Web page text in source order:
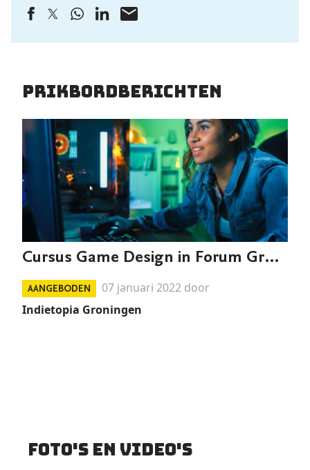
Prikbordberichten
Cursus Game Design in Forum Groningen
AANGEBODEN
07 januari 2022 door
Indietopia Groningen
Foto's en video's